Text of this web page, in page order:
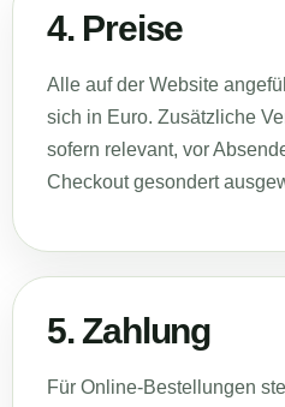
4. Preise
Alle auf der Website
sich in Euro. Zusätzliche
sofern relevant, vor
Checkout gesondert
5. Zahlung
Für Online-Bestellungen